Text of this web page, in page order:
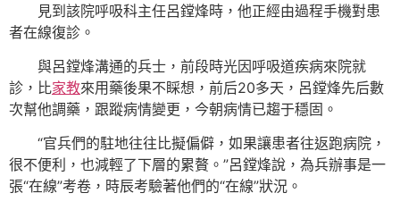
見到該院呼吸科主任呂鏜烽時，他正經由過程手機對患
者在線復診。
與呂鏜烽溝通的兵士，前段時光因呼吸道疾病來院就
診，比家教來用藥後果不睬想，前后20多天，呂鏜烽先后數
次幫他調藥，跟蹤病情變更，今朝病情已趨于穩固。
“官兵們的駐地往往比擬偏僻，如果讓患者往返跑病院，
很不便利，也減輕了下層的累贅。”呂鏜烽說，為兵辦事是一
張“在線”考卷，時辰考驗著他們的“在線”狀況。